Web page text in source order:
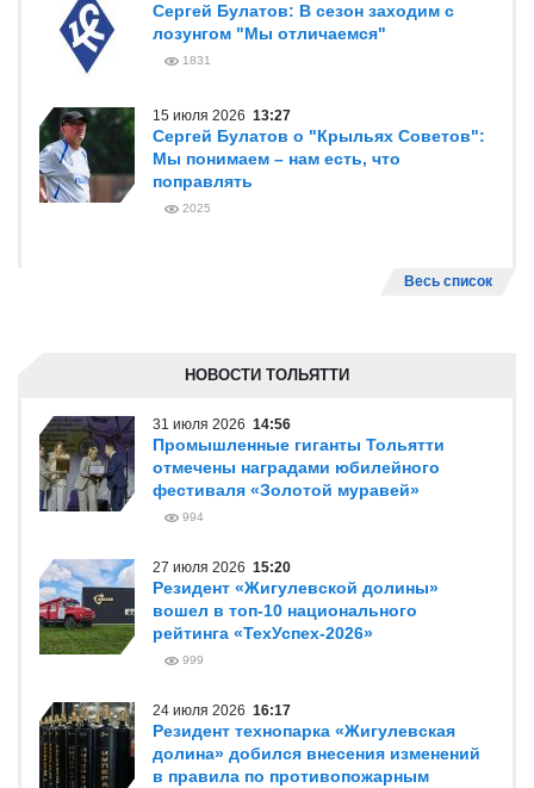
Сергей Булатов: В сезон заходим с
лозунгом "Мы отличаемся"
1831
15 июля 2026 13:27
Сергей Булатов о "Крыльях Советов":
Мы понимаем – нам есть, что
поправлять
2025
Весь список
НОВОСТИ ТОЛЬЯТТИ
31 июля 2026 14:56
Промышленные гиганты Тольятти
отмечены наградами юбилейного
фестиваля «Золотой муравей»
994
27 июля 2026 15:20
Резидент «Жигулевской долины»
вошел в топ-10 национального
рейтинга «ТехУспех-2026»
999
24 июля 2026 16:17
Резидент технопарка «Жигулевская
долина» добился внесения изменений
в правила по противопожарным